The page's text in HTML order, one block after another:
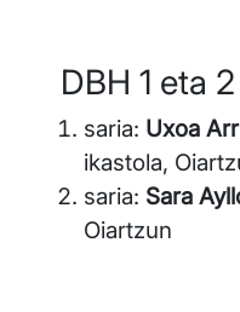
DBH 1 eta 2
saria: Uxoa
ikastola,
saria: Sara
Oiartzun